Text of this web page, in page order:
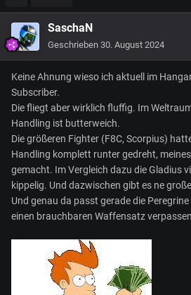
SaschaN
Geschrieben 30. August 2024
Keine Ahnung wieso ich aktuell im
Subscriber.
Die fliegt aber wirklich fluffig. Im
Handling ist butterweich.
Die größeren Fighter (F8C, Scorpius)
Handling komplett runter gedreht,
gemacht. Im Vergleich dazu die Gladius
kippelig. Und dazwischen gibt es ne
Und genau da passt gerade die
einen brauchbaren Waffensatz